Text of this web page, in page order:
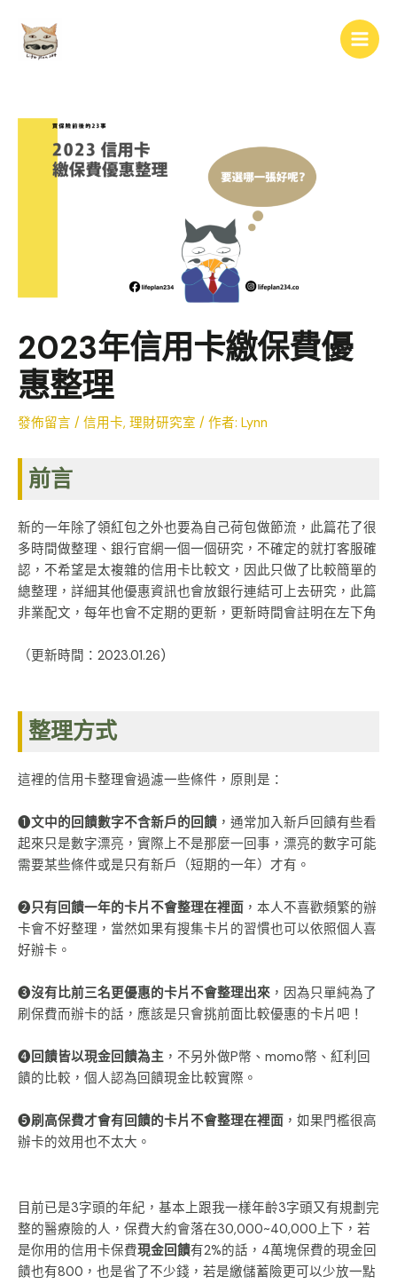
Main
2023年信用卡繳保費優
惠整理
發佈留言 / 信用卡, 理財研究室 / 作者: Lynn
前言
新的一年除了領紅包之外也要為自己荷包做節流，此篇花了很
多時間做整理、銀行官網一個一個研究，不確定的就打客服確
認，不希望是太複雜的信用卡比較文，因此只做了比較簡單的
總整理，詳細其他優惠資訊也會放銀行連結可上去研究，此篇
非業配文，每年也會不定期的更新，更新時間會註明在左下角
（更新時間：2023.01.26)
整理方式
這裡的信用卡整理會過濾一些條件，原則是：
➊文中的回饋數字不含新戶的回饋 ，通常加入新戶回饋有些看
起來只是數字漂亮，實際上不是那麼一回事，漂亮的數字可能
需要某些條件或是只有新戶（短期的一年）才有。
➋只有回饋一年的卡片不會整理在裡面 ，本人不喜歡頻繁的辦
卡會不好整理，當然如果有搜集卡片的習慣也可以依照個人喜
好辦卡。
➌沒有比前三名更優惠的卡片不會整理出來 ，因為只單純為了
刷保費而辦卡的話，應該是只會挑前面比較優惠的卡片吧！
➍ 回饋皆以現金回饋為主 ，不另外做P幣、momo幣、紅利回
饋的比較，個人認為回饋現金比較實際。
➎刷高保費才會有回饋的卡片不會整理在裡面 ，如果門檻很高
辦卡的效用也不太大。
目前已是3字頭的年紀，基本上跟我一樣年齡3字頭又有規劃完
整的醫療險的人，保費大約會落在30,000~40,000上下，若
是你用的信用卡保費現金回饋有2%的話，4萬塊保費的現金回
饋也有800，也是省了不少錢，若是繳儲蓄險更可以少放一點